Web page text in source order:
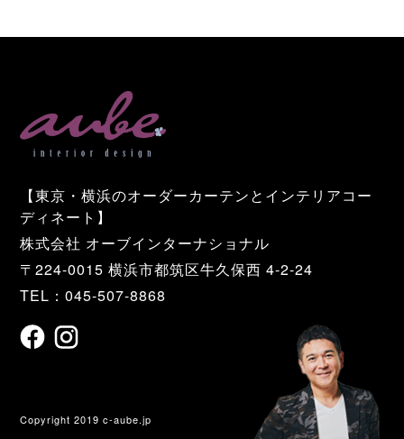
【東京・横浜のオーダーカーテンとインテリアコー
ディネート】
株式会社 オーブインターナショナル
〒224-0015 横浜市都筑区牛久保西 4-2-24
TEL：045-507-8868
Copyright 2019 c-aube.jp